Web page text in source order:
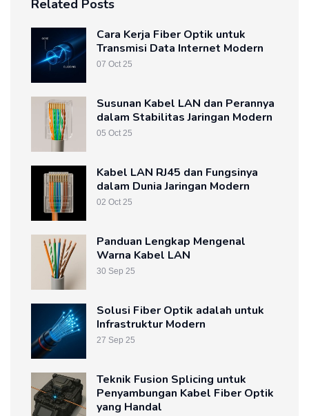
Related Posts
Cara Kerja Fiber Optik untuk
Transmisi Data Internet Modern
07 Oct 25
Susunan Kabel LAN dan Perannya
dalam Stabilitas Jaringan Modern
05 Oct 25
Kabel LAN RJ45 dan Fungsinya
dalam Dunia Jaringan Modern
02 Oct 25
Panduan Lengkap Mengenal
Warna Kabel LAN
30 Sep 25
Solusi Fiber Optik adalah untuk
Infrastruktur Modern
27 Sep 25
Teknik Fusion Splicing untuk
Penyambungan Kabel Fiber Optik
yang Handal